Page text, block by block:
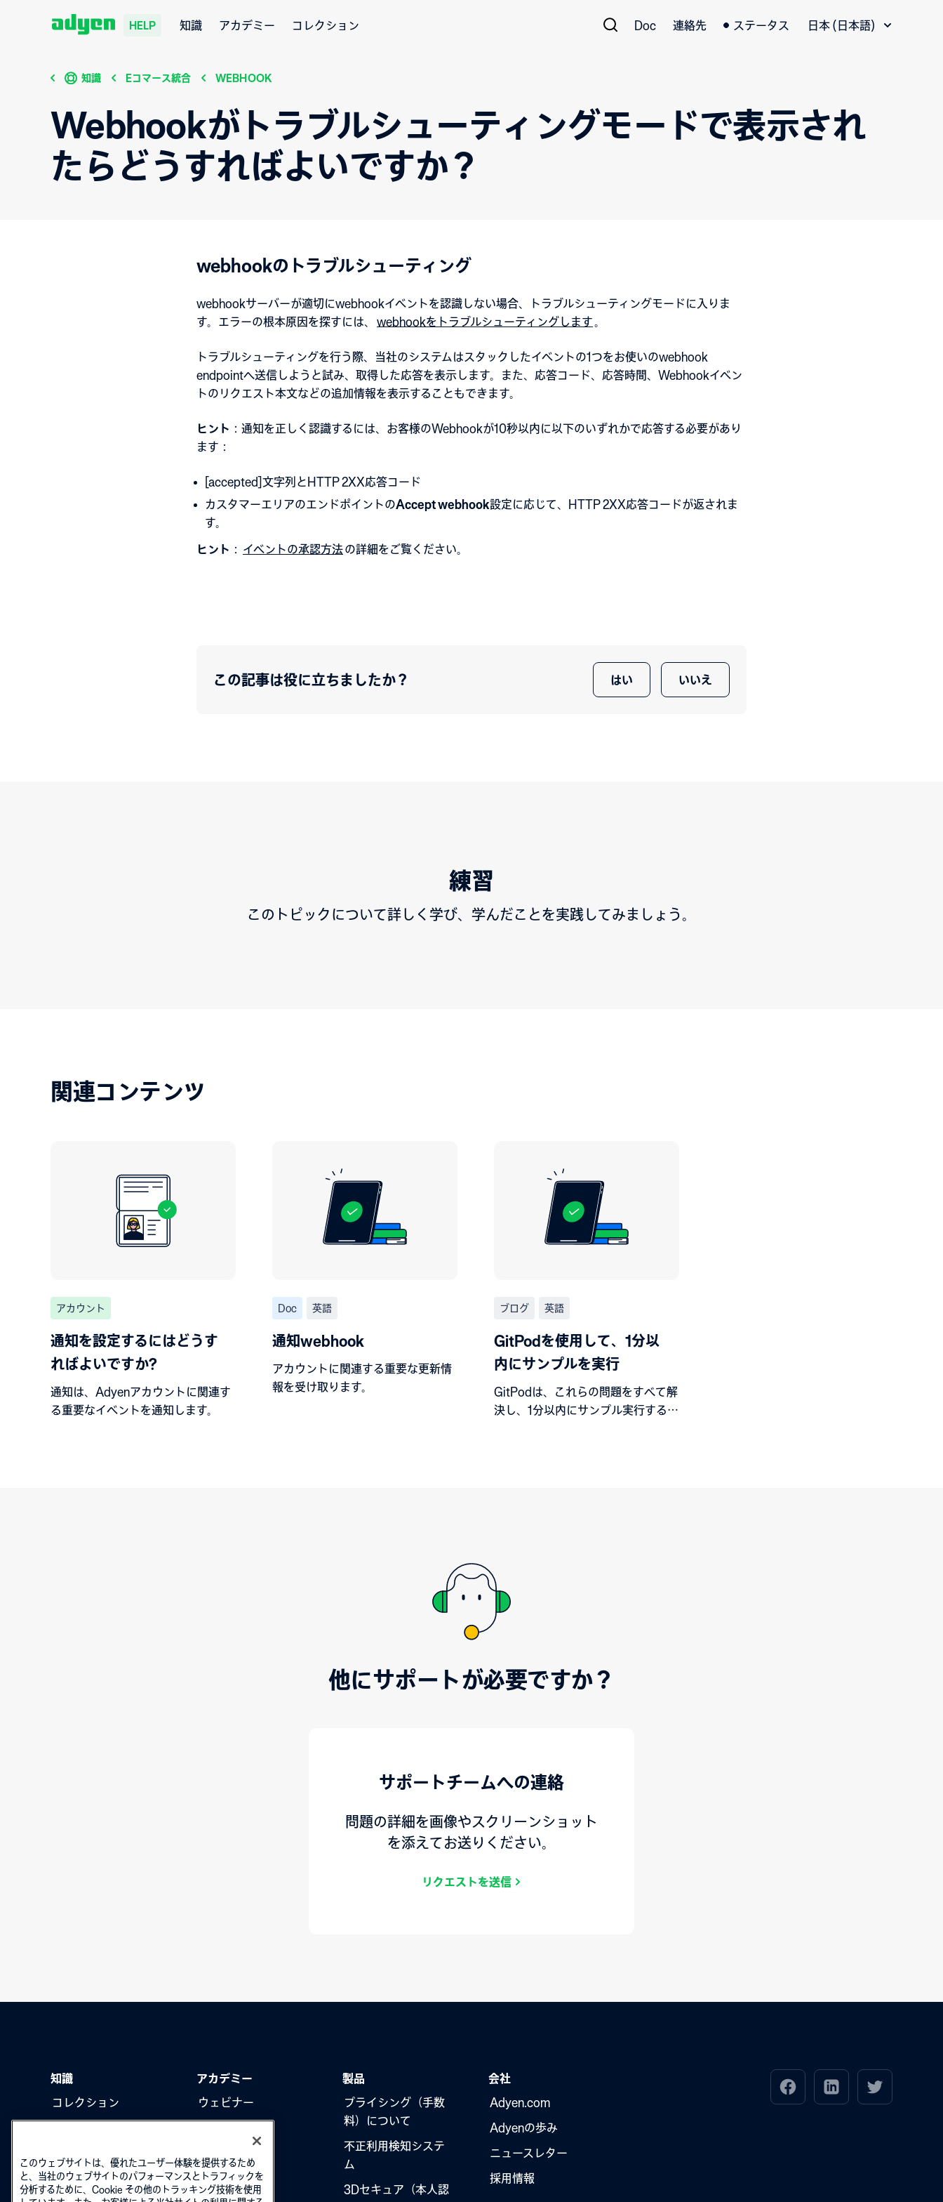
HELP 知識 アカデミー コレクション Doc 連絡先 ステータス
日本 (日本語)
知識 Eコマース統合 WEBHOOK
Webhookがトラブルシューティングモードで表示され
たらどうすればよいですか？
webhookのトラブルシューティング
webhookサーバーが適切にwebhookイベントを認識しない場合、トラブルシューティングモードに入りま
す。エラーの根本原因を探すには、
webhookをトラブルシューティングします 。
トラブルシューティングを行う際、当社のシステムはスタックしたイベントの1つをお使いのwebhook
endpointへ送信しようと試み、取得した応答を表示します。また、応答コード、応答時間、 Webhookイベン
トのリクエスト本文などの追加情報を表示することもできます。
ヒント ：通知を正しく認識するには、お客様のWebhookが10秒以内に以下のいずれかで応答する必要があり
ます：
[accepted]文字列とHTTP 2XX応答コード
カスタマーエリアのエンドポイントのAccept webhook設定に応じて、HTTP 2XX応答コードが返されま
す。
ヒント ： イベントの承認方法の詳細をご覧ください。
この記事は役に立ちましたか？ はい いいえ
練習
このトピックについて詳しく学び、学んだことを実践してみましょう。
関連コンテンツ
アカウント
通知を設定するにはどうす
ればよいですか?
通知は、Adyenアカウントに関連す
る重要なイベントを通知します。
Doc 英語
通知webhook
アカウントに関連する重要な更新情
報を受け取ります。
ブログ 英語
GitPodを使用して、1分以
内にサンプルを実行
GitPodは、これらの問題をすべて解
決し、1分以内にサンプル実行するこ
他にサポートが必要ですか？
サポートチームへの連絡
問題の詳細を画像やスクリーンショット
を添えてお送りください。
リクエストを送信
知識
コレクション
アカデミー
ウェビナー
製品
プライシング（手数
料）について
不正利用検知システ
ム
3Dセキュア（本人認
会社
Adyen.com
Adyenの歩み
ニュースレター
採用情報
このウェブサイトは、優れたユーザー体験を提供するため
と、当社のウェブサイトのパフォーマンスとトラフィックを
分析するために、Cookie その他のトラッキング技術を使用